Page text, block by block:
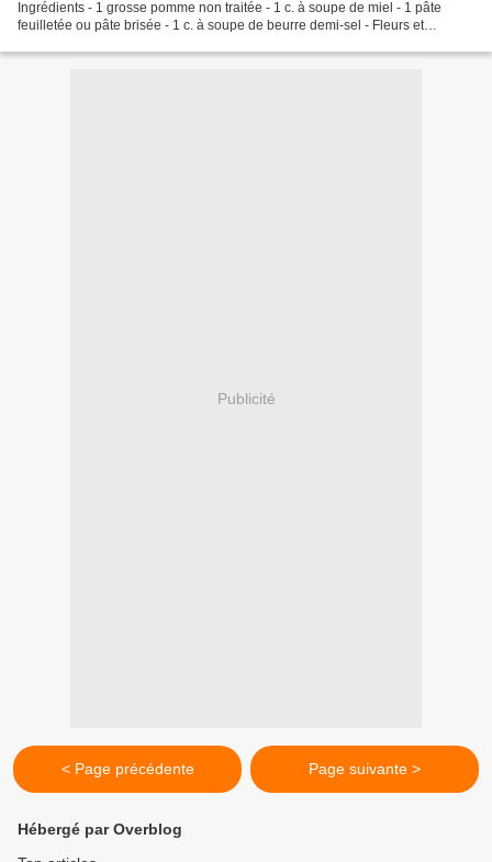
Ingrédients - 1 grosse pomme non traitée - 1 c. à soupe de miel - 1 pâte
feuilletée ou pâte brisée - 1 c. à soupe de beurre demi-sel - Fleurs et
Publicité
< Page précédente Page suivante >
Hébergé par Overblog